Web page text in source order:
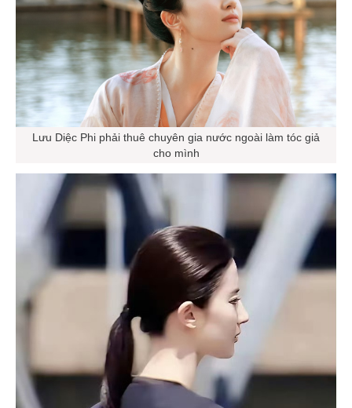
Lưu Diệc Phi phải thuê chuyên gia nước ngoài làm tóc giả
cho mình